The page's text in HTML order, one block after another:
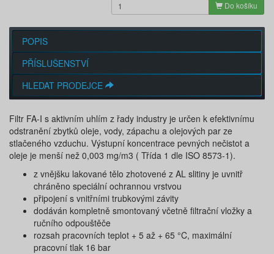
Do košíku
POPIS
PŘÍSLUŠENSTVÍ
HLEDAT PRODEJCE
Filtr FA-I s aktivním uhlím z řady industry je určen k efektivnímu
odstranění zbytků oleje, vody, zápachu a olejových par ze
stlačeného vzduchu. Výstupní koncentrace pevných nečistot a
oleje je menší než 0,003 mg/m3 ( Třída 1 dle ISO 8573-1).
z vnějšku lakované tělo zhotovené z AL slitiny je uvnitř
chráněno speciální ochrannou vrstvou
připojení s vnitřními trubkovými závity
dodáván kompletně smontovaný včetně filtrační vložky a
ručního odpouštěče
rozsah pracovních teplot + 5 až + 65 °C, maximální
pracovní tlak 16 bar